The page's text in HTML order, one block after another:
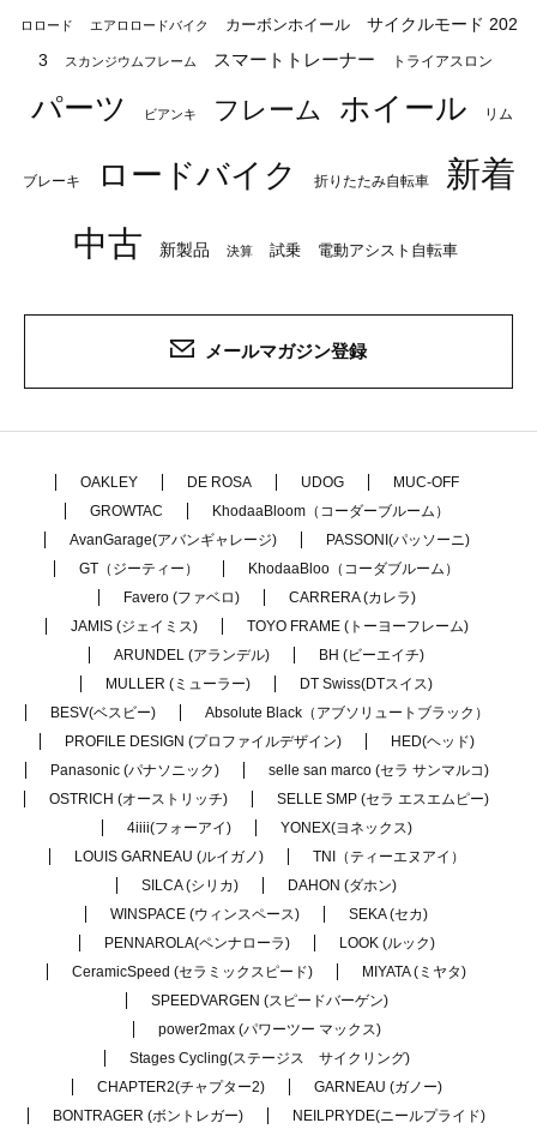
ロロード エアロロードバイク カーボンホイール
サイクルモード 202
3
スカンジウムフレーム スマートトレーナー トライアスロン
パーツ ビアンキ フレーム ホイール リム
ブレーキ ロードバイク 折りたたみ自転車
新着
中古
新製品 決算 試乗 電動アシスト自転車
メールマガジン登録
OAKLEY DE ROSA UDOG
MUC-OFF
GROWTAC
KhodaaBloom（コーダーブルーム）
AvanGarage(アバンギャレージ)
PASSONI(パッソーニ)
GT（ジーティー）
KhodaaBloo（コーダブルーム）
Favero (ファベロ)
CARRERA (カレラ)
JAMIS (ジェイミス)
TOYO FRAME (トーヨーフレーム)
ARUNDEL (アランデル)
BH (ビーエイチ)
MULLER (ミューラー)
DT Swiss(DTスイス)
BESV(ベスビー)
Absolute Black（アブソリュートブラック）
PROFILE DESIGN (プロファイルデザイン)
HED(ヘッド)
Panasonic (パナソニック)
selle san marco (セラ サンマルコ)
OSTRICH (オーストリッチ)
SELLE SMP (セラ エスエムピー)
4iiii(フォーアイ)
YONEX(ヨネックス)
LOUIS GARNEAU (ルイガノ)
TNI（ティーエヌアイ）
SILCA (シリカ)
DAHON (ダホン)
WINSPACE (ウィンスペース)
SEKA (セカ)
PENNAROLA(ペンナローラ)
LOOK (ルック)
CeramicSpeed (セラミックスピード)
MIYATA (ミヤタ)
SPEEDVARGEN (スピードバーゲン)
power2max (パワーツー マックス)
Stages Cycling(ステージス サイクリング)
CHAPTER2(チャプター2)
GARNEAU (ガノー)
BONTRAGER (ボントレガー)
NEILPRYDE(ニールプライド)